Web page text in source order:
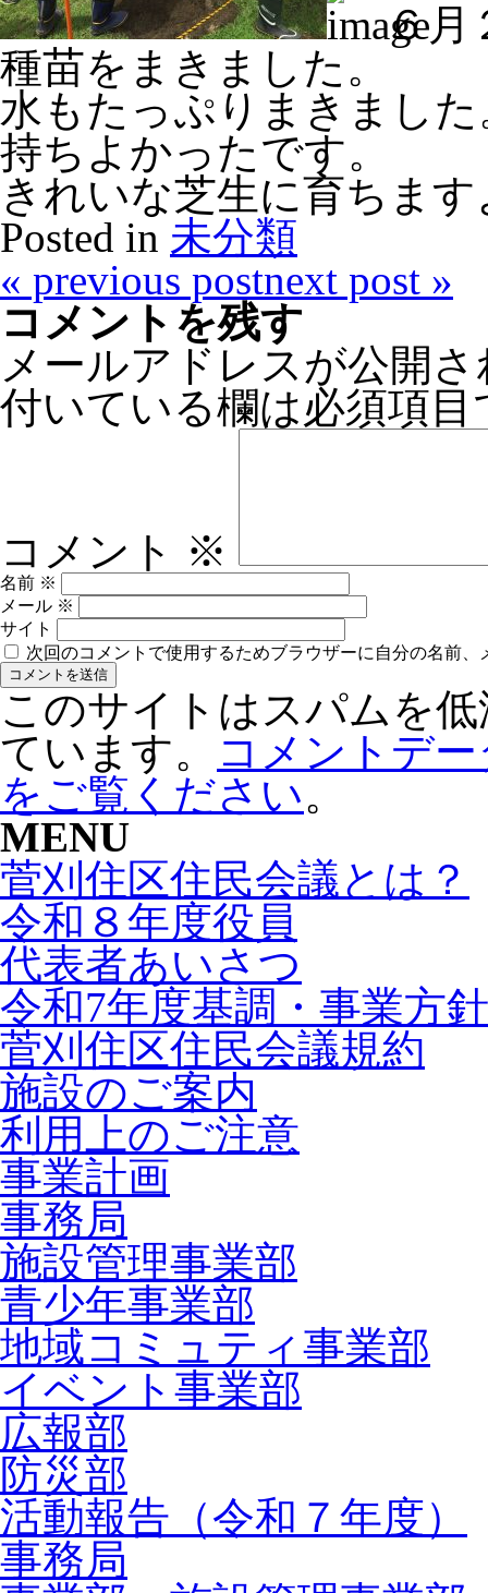
６月
種苗をまきました。
水もたっぷり まきまし
持ちよかったです。
きれいな芝生に育ちま
Posted in 未分類
« previous postnext post »
コメントを残す
メールアドレスが公開
付いている欄は必須項目
コメント ※
名前 ※
メール ※
サイト
次回のコメントで使用するためブラウザーに自分の名前
このサイトはスパムを
ています。
コメントデ
をご覧ください。
MENU
菅刈住区住民会議とは？
令和８年度役員
代表者あいさつ
令和7年度基調・事業方針
菅刈住区住民会議規約
施設のご案内
利用上のご注意
事業計画
事務局
施設管理事業部
青少年事業部
地域コミュティ事業部
イベント事業部
広報部
防災部
活動報告（令和７年度）
事務局